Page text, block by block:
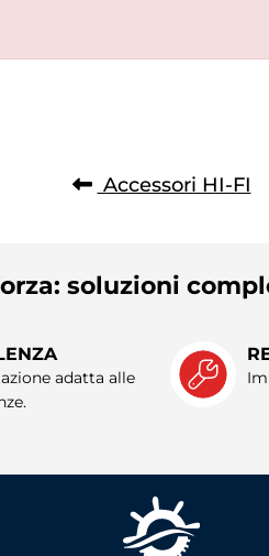
Accessori HI-FI
soluzioni
adatta alle